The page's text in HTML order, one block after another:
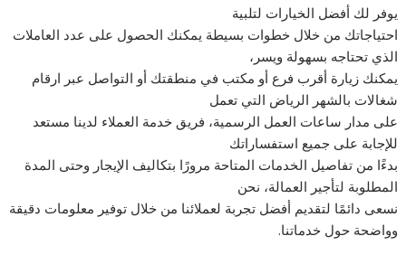
يوفر لك أفضل الخيارات لتلبية
احتياجاتك من خلال خطوات بسيطة يمكنك الحصول على عدد العاملات
الذي تحتاجه بسهولة ويسر،
يمكنك زيارة أقرب فرع أو مكتب في منطقتك أو التواصل عبر ارقام
شغالات بالشهر الرياض التي تعمل
على مدار ساعات العمل الرسمية، فريق خدمة العملاء لدينا مستعد
للإجابة على جميع استفساراتك
بدءًا من تفاصيل الخدمات المتاحة مرورًا بتكاليف الإيجار وحتى المدة
المطلوبة لتأجير العمالة، نحن
نسعى دائمًا لتقديم أفضل تجربة لعملائنا من خلال توفير معلومات دقيقة
وواضحة حول خدماتنا.